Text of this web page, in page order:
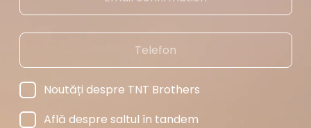
Noutăți despre TNT Brothers
Află despre saltul în tandem